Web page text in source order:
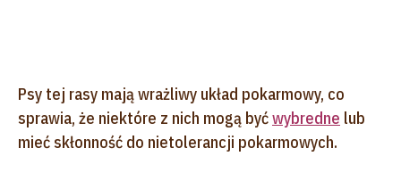
Psy tej rasy mają wrażliwy układ pokarmowy, co
sprawia, że niektóre z nich mogą byćwybredne lub
mieć skłonność do nietolerancji pokarmowych.